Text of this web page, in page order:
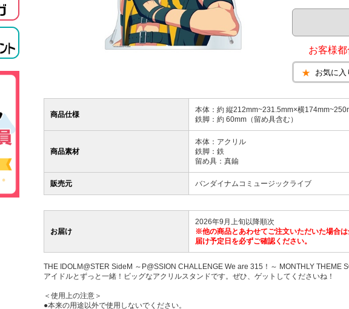
お客様
お気に入
商品仕様
本体：約 縦212mm~231.5mm×横
鉄脚：約 60mm（留め具含む）
商品素材
本体：アクリル
鉄脚：鉄
留め具：真鍮
販売元 バンダイナムコミュージックライブ
お届け
2026年9月上旬以降順次
※他の商品とあわせてご注文いただいた場合
届け予定日を必ずご確認ください。
THE IDOLM@STER SideM ～P@SSION CHALLENGE We are 315！～ MONTHLY THEME
アイドルとずっと一緒！ビッグなアクリルスタンドです。ぜひ、ゲットしてくださいね！
＜使用上の注意＞
●本来の用途以外で使用しないでください。